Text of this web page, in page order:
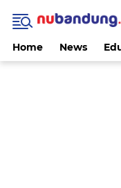
Home News